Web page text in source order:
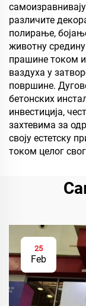
различите
полирање,
животну
прашине током
ваздуха у
површине.
бетонских
инвестиција,
захтевима за
своју естетску
током целог
25
Feb